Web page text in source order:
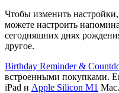
Чтобы изменить
можете настроить
сегодняшних днях
другое.
Birthday Reminder &
встроенными покупками.
iPad и Apple Silicon M1 Mac.